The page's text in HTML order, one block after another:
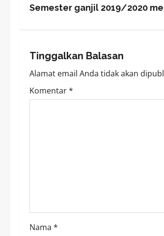
s
n
a
v
o
Semester ganjil 2019/2020
Tinggalkan Balasan
Alamat email Anda tidak akan
Komentar*
Nama *